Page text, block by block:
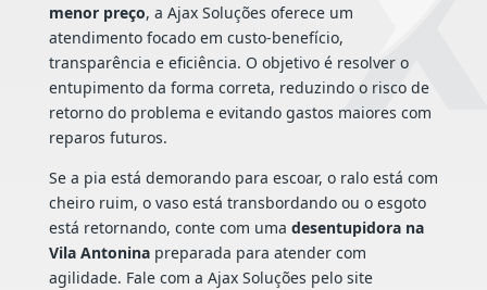
menor preço, a Ajax Soluções oferece um
atendimento focado em custo-benefício,
transparência e eficiência. O objetivo é resolver o
entupimento da forma correta, reduzindo o risco de
retorno do problema e evitando gastos maiores com
reparos futuros.
Se a pia está demorando para escoar, o ralo está com
cheiro ruim, o vaso está transbordando ou o esgoto
está retornando, conte com uma desentupidora na
Vila Antoninapreparada para atender com
agilidade. Fale com a Ajax Soluções pelo site